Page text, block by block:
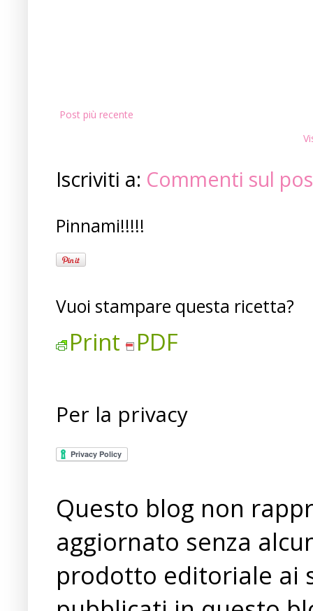
Post più recente
Iscriviti a: Commenti sul
Pinnami!!!!!
Vuoi stampare questa ricetta?
Print PDF
Per la privacy
Questo blog non
aggiornato senza
prodotto editoriale ai